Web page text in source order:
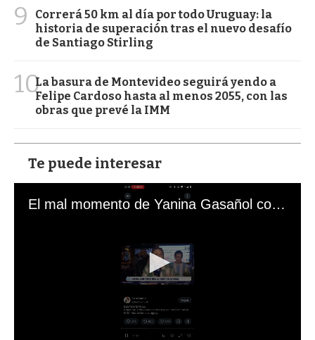
9
Correrá 50 km al día por todo Uruguay: la
historia de superación tras el nuevo desafío
de Santiago Stirling
10La basura de Montevideo seguirá yendo a
Felipe Cardoso hasta al menos 2055, con las
obras que prevé la IMM
Te puede interesar
El mal momento de Yanina Gasañol con un hincha argentino en "Subrayado"